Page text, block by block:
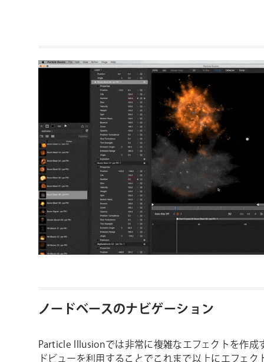
ノードベースのナビゲーション
Particle Illusionでは非常に複雑なエフェクトを作成